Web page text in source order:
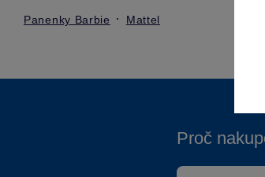
Panenky Barbie Mattel
Proč